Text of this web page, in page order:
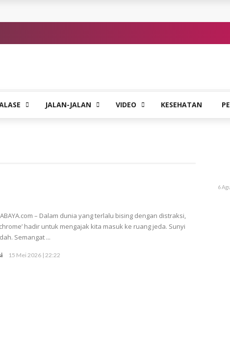
JALAN-JALAN VIDEO KESEHATAN
– Dalam dunia yang terlalu bising dengan distraksi,
hadir untuk mengajak kita masuk ke ruang jeda. Sunyi
Semangat ...
15 Mei 2026 | 22:22
6